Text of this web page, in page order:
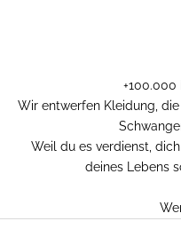
Wir entwerfen Kleidung,
Weil du es verdienst,
deines Lebens